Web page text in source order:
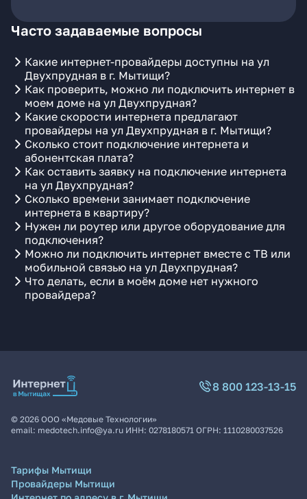
Часто задаваемые вопросы
Какие интернет-провайдеры доступны на ул
Двухпрудная в г. Мытищи?
Как проверить, можно ли подключить интернет в
моем доме на ул Двухпрудная?
Какие скорости интернета предлагают
провайдеры на ул Двухпрудная в г. Мытищи?
Сколько стоит подключение интернета и
абонентская плата?
Как оставить заявку на подключение интернета
на ул Двухпрудная?
Сколько времени занимает подключение
интернета в квартиру?
Нужен ли роутер или другое оборудование для
подключения?
Можно ли подключить интернет вместе с ТВ или
мобильной связью на ул Двухпрудная?
Что делать, если в моём доме нет нужного
провайдера?
8 800 123-13-15
© 2026 ООО «Медовые Технологии»
email: medotech.info@ya.ru ИНН: 0278180571 ОГРН: 1110280037526
Тарифы Мытищи
Провайдеры Мытищи